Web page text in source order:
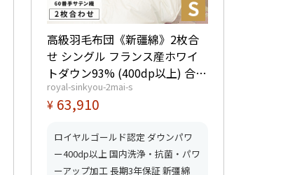
高級羽毛布団《新疆綿》2枚合
せ シングル フランス産ホワイ
トダウン93% (400dp以上) 合掛
0.9kg、薄掛0.4kg 【5つ星ロイ
ヤルゴールド取得】【グッドふ
royal-sinkyou-2mai-s
¥ 63,910
ロイヤルゴールド認定 ダウンパワ
ー400dp以上 国内洗浄・抗菌・パワ
ーアップ加工 長期3年保証 新彊綿